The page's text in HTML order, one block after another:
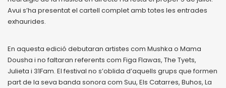
Avui s’ha presentat el cartell complet amb totes les entrades
exhaurides.
En aquesta edició debutaran artistes com Mushka o Mama
Dousha i no faltaran referents com Figa Flawas, The Tyets,
Julieta i 31Fam. El festival no s’oblida d’aquells grups que formen
part de la seva banda sonora com Suu, Els Catarres, Buhos, La